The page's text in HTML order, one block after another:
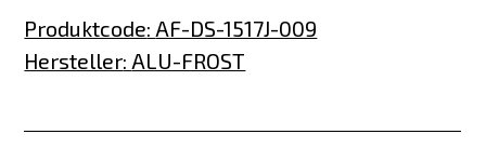
Produktcode: AF-DS-1517J-009
Hersteller: ALU-FROST